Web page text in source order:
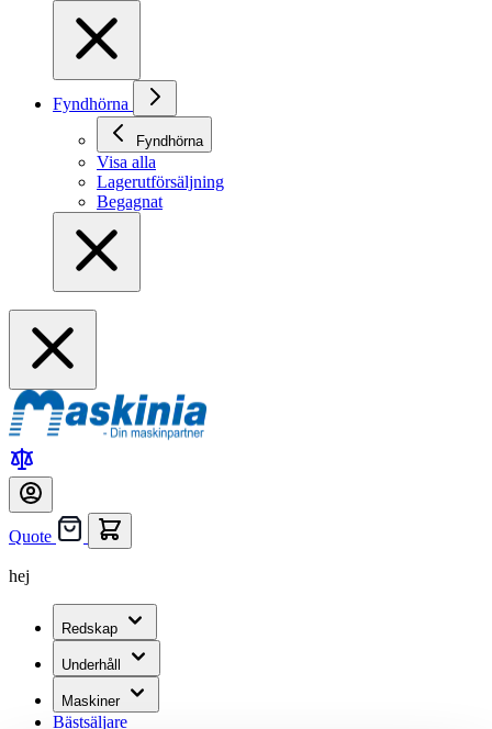
Fyndhörna
Fyndhörna
Visa alla
Lagerutförsäljning
Begagnat
Quote
hej
Redskap
Underhåll
Maskiner
Bästsäljare